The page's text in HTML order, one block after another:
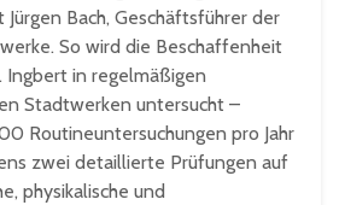
Jürgen Bach, Geschäftsführer der
So wird die Beschaffenheit
Ingbert in regelmäßigen
Stadtwerken untersucht –
Routineuntersuchungen pro Jahr
zwei detaillierte Prüfungen auf
physikalische und